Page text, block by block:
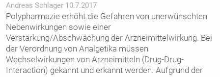
Andreas Schlager 10.7.2017
Polypharmazie erhöht die Gefahren von unerwünschten
Nebenwirkungen sowie einer
Verstärkung/Abschwächung der Arzneimittelwirkung. Bei
der Verordnung von Analgetika müssen
Wechselwirkungen von Arzneimitteln (Drug-Drug-
Interaction) gekannt und erkannt werden. Aufgrund der